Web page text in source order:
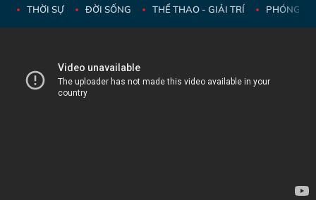
THỜI SỰ ĐỜI SỐNG THỂ THAO - GIẢI TRÍ PHÓNG